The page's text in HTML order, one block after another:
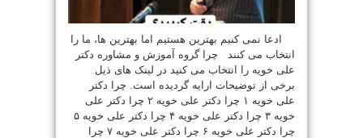
ادعا نمی کنیم بهترین هستیم اما بهترین ها، ما را
انتخاب می کنند چرا گروه آموزش و مشاوره دکتر
علی خویه را انتخاب می کنید در لینک های ذیل
برخی از توضیحات ارایه گردیده است. چرا دکتر
علی خویه ۱ چرا دکتر علی خویه ۲ چرا دکتر علی
خویه ۳ چرا دکتر علی خویه ۴ چرا دکتر علی خویه ۵
چرا دکتر علی خویه ۶ چرا دکتر علی خویه ۷ چرا